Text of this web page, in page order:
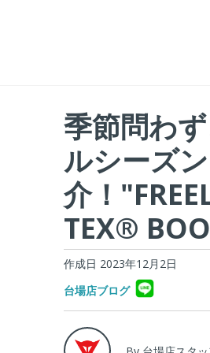
季節問わ
ルシーズ
介！
TEX®
作成日 2023年12月2日
台場店ブログ